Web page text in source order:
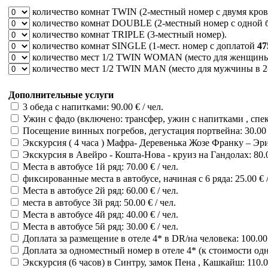
количество комнат TWIN (2-местный номер с двумя
количество комнат DOUBLE (2-местный номер с одной
количество комнат TRIPLE (3-местный номер).
количество комнат SINGLE (1-мест. номер c доплатой
количество мест 1/2 TWIN WOMAN (место для
количество мест 1/2 TWIN MAN (место для мужчины в
Дополнительные услуги
3 обеда с напитками: 90.00 € / чел.
Ужин с фадо (включено: трансфер, ужин с напитками ,
Посещение винных погребов, дегустация портвейна: 30.00
Экскурсия ( 4 часа ) Мафра- Деревенька Жозе Франку –
Экскурсия в Авейро - Кошта-Нова - круиз на Гандолах:
Места в автобусе 1й ряд: 70.00 € / чел.
фиксированные места в автобусе, начиная с 6 ряда: 25.00 €
Места в автобусе 2й ряд: 60.00 € / чел.
места в автобусе 3й ряд: 50.00 € / чел.
Места в автобусе 4й ряд: 40.00 € / чел.
Места в автобусе 5й ряд: 30.00 € / чел.
Доплата за размещение в отеле 4* в DR/на человека:
Доплата за одноместный номер в отеле 4* (к стоимости
Экскурсия (6 часов) в Синтру, замок Пена , Кашкайш: